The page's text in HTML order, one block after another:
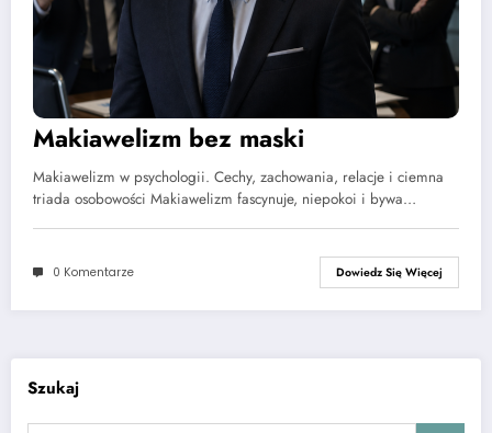
Makiawelizm bez maski
Makiawelizm w psychologii. Cechy, zachowania, relacje i ciemna
triada osobowości Makiawelizm fascynuje, niepokoi i bywa…
0 Komentarze Dowiedz Się Więcej
Szukaj